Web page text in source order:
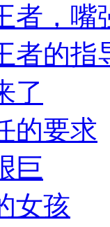
者，嘴
者的指
了
的要求
巨
女孩